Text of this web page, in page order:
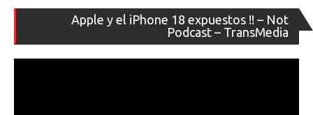
Apple y el iPhone 18 expuestos !! – Not
Podcast – TransMedia
de